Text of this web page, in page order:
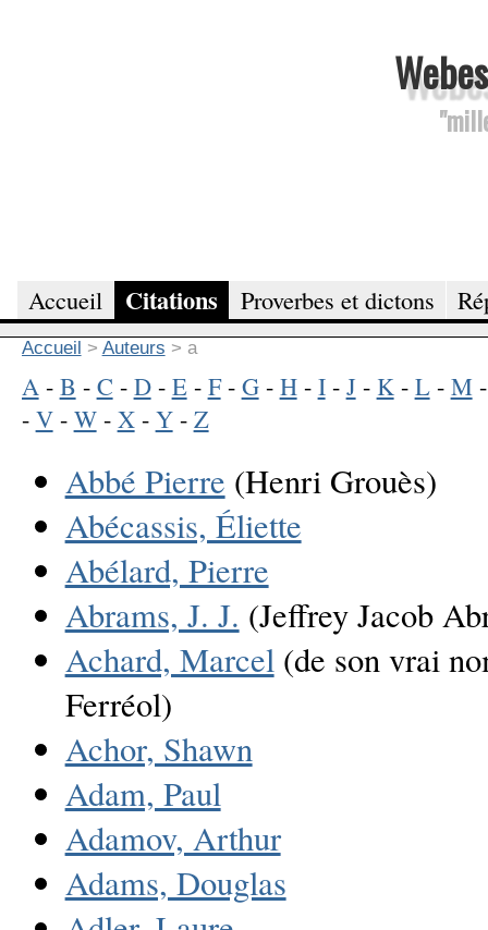
Accueil Citations Proverbes et dictons
Accueil > Auteurs > a
A - B - C - D- E- F- G- H- I- J- K - L- M
- V- W- X- Y- Z
Abbé Pierre (Henri Grouès)
Abécassis, Éliette
Abélard, Pierre
Abrams, J. J. (Jeffrey Jacob
Achard, Marcel(de son vrai
Ferréol)
Achor, Shawn
Adam, Paul
Adamov, Arthur
Adams, Douglas